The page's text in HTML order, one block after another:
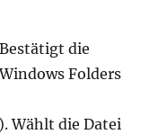
die
Folders
Wählt die Datei